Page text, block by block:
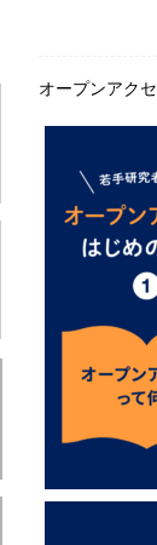
オープンアク